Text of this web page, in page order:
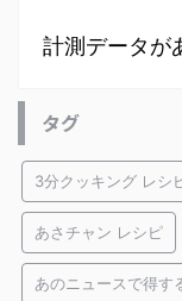
計測データが
タグ
3分クッキング レシ
あさチャン レシピ
あのニュースで得す